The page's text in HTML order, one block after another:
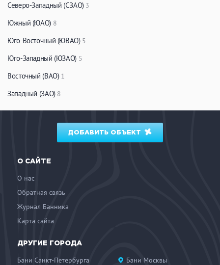
Северо-Западный (СЗАО) 3
Южный (ЮАО) 8
Юго-Восточный (ЮВАО) 5
Юго-Западный (ЮЗАО) 5
Восточный (ВАО) 1
Западный (ЗАО) 8
ДОБАВИТЬ ОБЪЕКТ
О САЙТЕ
О нас
Обратная связь
Журнал Банника
Карта сайта
ДРУГИЕ ГОРОДА
Бани Санкт-Петербурга
Бани Москвы